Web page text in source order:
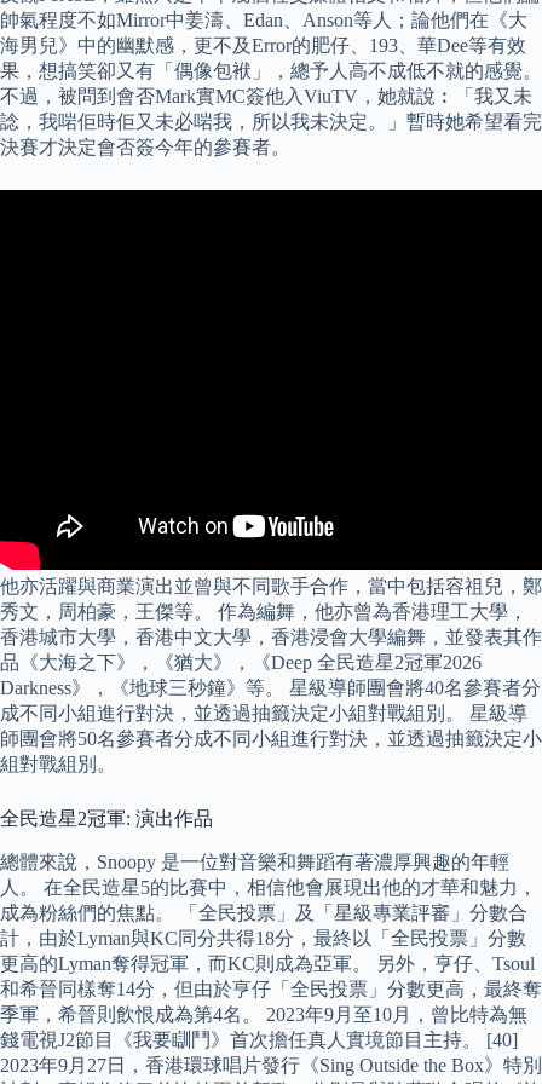
帥氣程度不如Mirror中姜濤、Edan、Anson等人；論他們在《大
海男兒》中的幽默感，更不及Error的肥仔、193、華Dee等有效
果，想搞笑卻又有「偶像包袱」，總予人高不成低不就的感覺。
不過，被問到會否Mark實MC簽他入ViuTV，她就說︰「我又未
諗，我啱佢時佢又未必啱我，所以我未決定。」暫時她希望看完
決賽才決定會否簽今年的參賽者。
他亦活躍與商業演出並曾與不同歌手合作，當中包括容祖兒，鄭
秀文，周柏豪，王傑等。 作為編舞，他亦曾為香港理工大學，
香港城市大學，香港中文大學，香港浸會大學編舞，並發表其作
品《大海之下》，《猶大》，《Deep 全民造星2冠軍2026
Darkness》，《地球三秒鐘》等。 星級導師團會將40名參賽者分
成不同小組進行對決，並透過抽籤決定小組對戰組別。 星級導
師團會將50名參賽者分成不同小組進行對決，並透過抽籤決定小
組對戰組別。
全民造星2冠軍: 演出作品
總體來說，Snoopy 是一位對音樂和舞蹈有著濃厚興趣的年輕
人。 在全民造星5的比賽中，相信他會展現出他的才華和魅力，
成為粉絲們的焦點。 「全民投票」及「星級專業評審」分數合
計，由於Lyman與KC同分共得18分，最終以「全民投票」分數
更高的Lyman奪得冠軍，而KC則成為亞軍。 另外，亨仔、Tsoul
和希晉同樣奪14分，但由於亨仔「全民投票」分數更高，最終奪
季軍，希晉則飲恨成為第4名。 2023年9月至10月，曾比特為無
錢電視J2節目《我要瞓鬥》首次擔任真人實境節目主持。 [40]
2023年9月27日，香港環球唱片發行《Sing Outside the Box》特別